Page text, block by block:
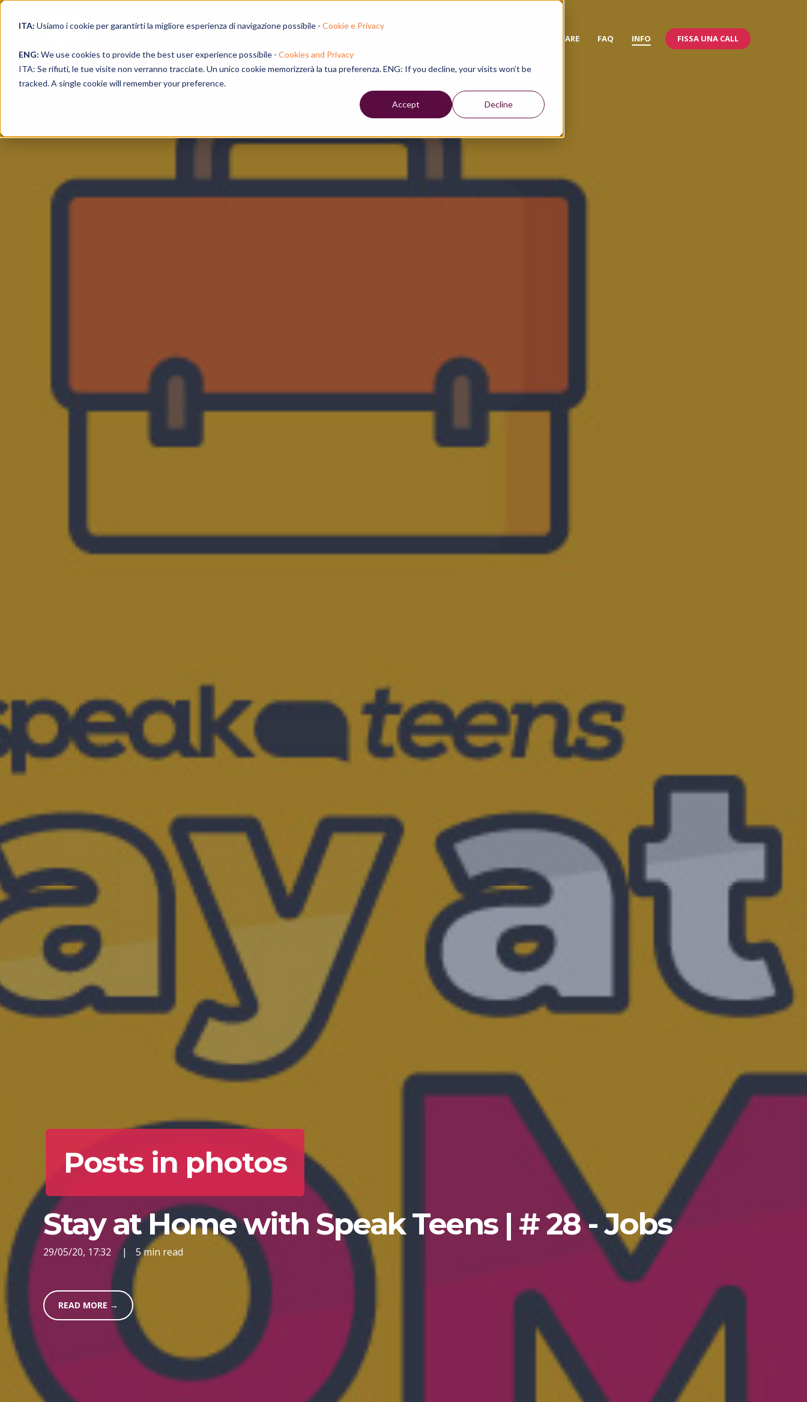
ITA: Usiamo i cookie per garantirti la migliore esperienza di navigazione possibile - Cookie e Privacy
ENG: We use cookies to provide the best user experience possibile - Cookies and Privacy
ITA: Se rifiuti, le tue visite non verranno tracciate. Un unico cookie memorizzerà la tua preferenza. ENG: If you decline, your visits won’t be
tracked. A single cookie will remember your preference.
Accept Decline
STAFF & WELFARE FAQ INFO FISSA UNA CALL
Posts in photos
Stay at Home with Speak Teens | # 28 - Jobs
29/05/20, 17:32 | 5 min read
READ MORE →